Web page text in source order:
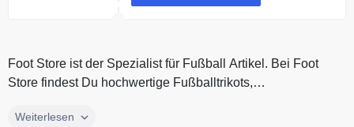
Foot Store ist der Spezialist für Fußball Artikel. Bei Foot
Store findest Du hochwertige Fußballtrikots,
Foot Store ist der Spezialist für Fußball Artikel. Bei Foot
Weiterlesen